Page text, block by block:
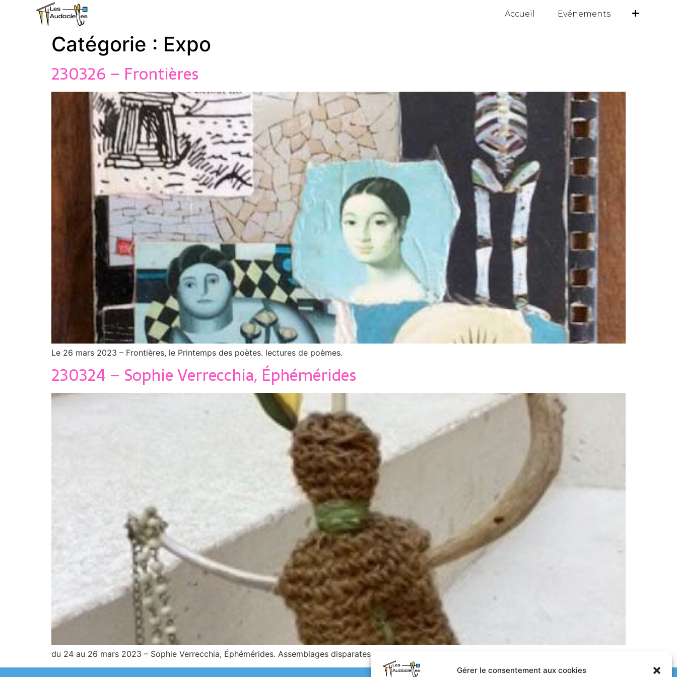
Gérer le consentement aux cookies
Accueil Evénements
Catégorie : Expo
230326 – Frontières
Le 26 mars 2023 – Frontières, le Printemps des poètes. lectures de poèmes.
230324 – Sophie Verrecchia, Éphémérides
du 24 au 26 mars 2023 – Sophie Verrecchia, Éphémérides. Assemblages disparates et collages